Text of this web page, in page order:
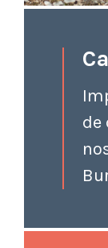
de